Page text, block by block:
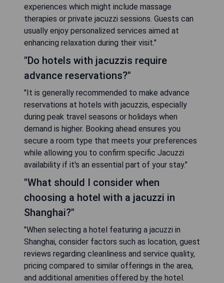
experiences which might include massage
therapies or private jacuzzi sessions. Guests can
usually enjoy personalized services aimed at
enhancing relaxation during their visit."
"Do hotels with jacuzzis require
advance reservations?"
"It is generally recommended to make advance
reservations at hotels with jacuzzis, especially
during peak travel seasons or holidays when
demand is higher. Booking ahead ensures you
secure a room type that meets your preferences
while allowing you to confirm specific Jacuzzi
availability if it's an essential part of your stay."
"What should I consider when
choosing a hotel with a jacuzzi in
Shanghai?"
"When selecting a hotel featuring a jacuzzi in
Shanghai, consider factors such as location, guest
reviews regarding cleanliness and service quality,
pricing compared to similar offerings in the area,
and additional amenities offered by the hotel.